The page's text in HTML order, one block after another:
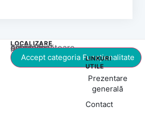
LOCALIZARE
Acest conținut este blocat până când acceptați categoria corespunzătoare de cookie-uri.
Accept categoria Funcționalitate
LINKURI
UTILE
Prezentare
generală
Contact